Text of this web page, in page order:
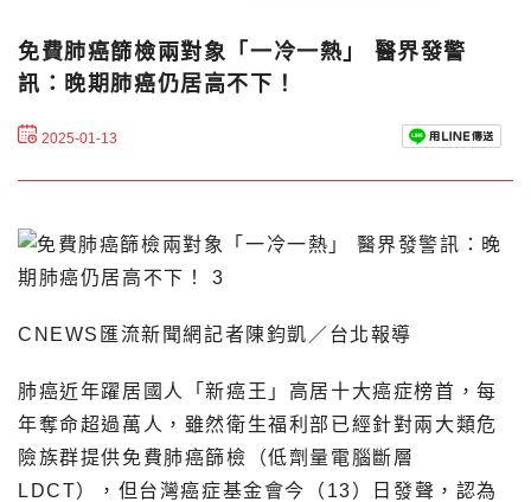
免費肺癌篩檢兩對象「一冷一熱」 醫界發警
訊：晚期肺癌仍居高不下！
2025-01-13
CNEWS匯流新聞網記者陳鈞凱／台北報導
肺癌近年躍居國人「新癌王」高居十大癌症榜首，每
年奪命超過萬人，雖然衛生福利部已經針對兩大類危
險族群提供免費肺癌篩檢（低劑量電腦斷層
LDCT），但台灣癌症基金會今（13）日發聲，認為